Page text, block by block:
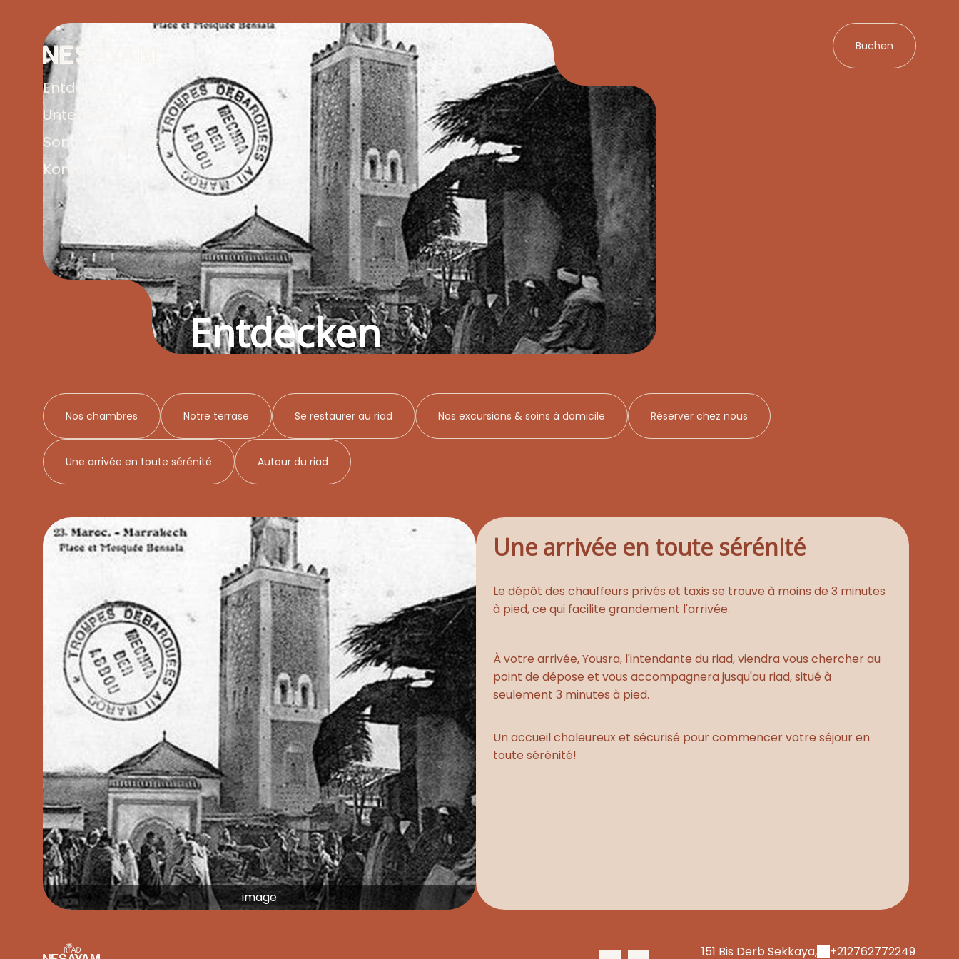
Entdecken
Unterkunft
Sonderangebote
Kontakt
Buchen
Entdecken
Nos chambres Notre terrase Se restaurer au riad Nos excursions & soins à domicile Réserver chez nous
Une arrivée en toute sérénité Autour du riad
image
Une arrivée en toute sérénité
Le dépôt des chauffeurs privés et taxis se trouve à moins de 3 minutes
à pied, ce qui facilite grandement l'arrivée.
À votre arrivée, Yousra, l'intendante du riad, viendra vous chercher au
point de dépose et vous accompagnera jusqu'au riad, situé à
seulement 3 minutes à pied.
Un accueil chaleureux et sécurisé pour commencer votre séjour en
toute sérénité!
151 Bis Derb Sekkaya, +212762772249